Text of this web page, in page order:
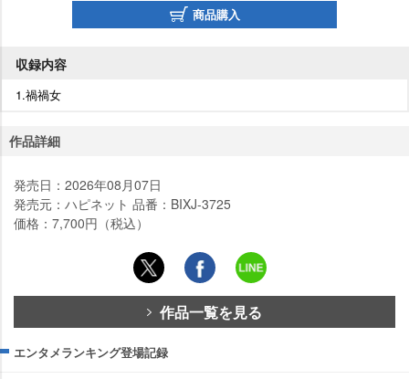
商品購入
収録内容
1.禍禍女
作品詳細
発売日：2026年08月07日
発売元：ハピネット 品番：BIXJ-3725
価格：7,700円（税込）
作品一覧を見る
エンタメランキング登場記録